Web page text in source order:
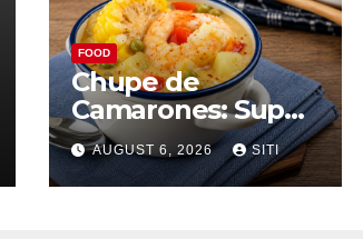
FOOD
Chupe de
Camarones: Sup
Udang Khas Peru
yang Gurih Lezat
AUGUST 6, 2026 SITI